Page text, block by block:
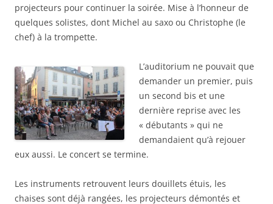
projecteurs pour continuer la soirée. Mise à l’honneur de
quelques solistes, dont Michel au saxo ou Christophe (le
chef) à la trompette.
L’auditorium ne pouvait que
demander un premier, puis
un second bis et une
dernière reprise avec les
« débutants » qui ne
demandaient qu’à rejouer
eux aussi. Le concert se termine.
Les instruments retrouvent leurs douillets étuis, les
chaises sont déjà rangées, les projecteurs démontés et